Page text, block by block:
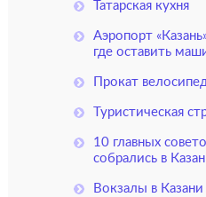
Татарская кухня
Аэропорт
где оставить
Прокат
Туристическая
10 главных
собрались в
Вокзалы в